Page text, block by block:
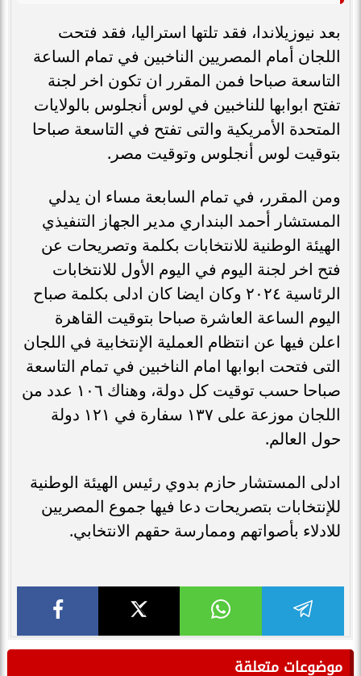
بعد نيوزيلاندا، فقد تلتها استراليا، فقد فتحت
اللجان أمام المصريين الناخبين في تمام الساعة
التاسعة صباحا فمن المقرر ان تكون اخر لجنة
تفتح ابوابها للناخبين في لوس أنجلوس بالولايات
المتحدة الأمريكية والتى تفتح في التاسعة صباحا
بتوقيت لوس أنجلوس وتوقيت مصر.
ومن المقرر، في تمام السابعة مساء ان يدلي
المستشار أحمد البنداري مدير الجهاز التنفيذي
الهيئة الوطنية للانتخابات بكلمة وتصريحات عن
فتح اخر لجنة اليوم في اليوم الأول للانتخابات
الرئاسية ٢٠٢٤ وكان ايضا كان ادلى بكلمة صباح
اليوم الساعة العاشرة صباحا بتوقيت القاهرة
اعلن فيها عن انتظام العملية الإنتخابية في اللجان
التى فتحت ابوابها امام الناخبين في تمام التاسعة
صباحا حسب توقيت كل دولة، وهناك ١٠٦ عدد من
اللجان موزعة على ١٣٧ سفارة في ١٢١ دولة
حول العالم.
ادلى المستشار حازم بدوي رئيس الهيئة الوطنية
للإنتخابات بتصريحات دعا فيها جموع المصريين
للادلاء بأصواتهم وممارسة حقهم الانتخابي.
موضوعات متعلقة